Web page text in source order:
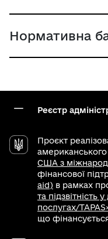
Нормативна
Реєстр
Проєкт
США з
фінансової
aid) в рамках
та підзвітність
послугах/
що